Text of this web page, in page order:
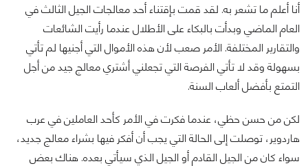
أنا أعلم ما تشعر به. لقد قمت بإقتناء أحد معالجات الجيل الثالث في
العام الماضي وبدأت بالبكاء على الأطلال عندما رأيت الشائعات
والتقارير المختلفة. الأمر صعب لأن هذه الأموال التي أجنيها لم تأتي
بسهولة وقد لا تأتي الفرصة التي تجعلني أشتري معالج جيد من أجل
التمتع بأفضل ألعاب السنة.
لكن من حسن حظي، عندما فكرت في الأمر كأحد العاملين في عرب
هاردوير، توصلت إلى الحالة التي يجب أن أفكر فيها بشراء معالج جديد،
سواء كان من الجيل القادم أو الجيل الذي سيأتي بعده. هناك بعض